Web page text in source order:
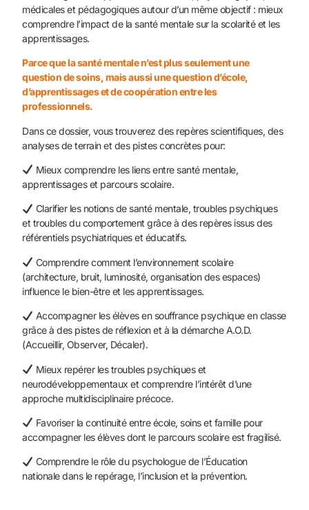
médicales et pédagogiques autour d’un même objectif : mieux
comprendre l’impact de la santé mentale sur la scolarité et les
apprentissages.
Parce que la santé mentale n’est plus seulement une
question de soins, mais aussi une question d’école,
d’apprentissages et de coopération entre les
professionnels.
Dans ce dossier, vous trouverez des repères scientifiques, des
analyses de terrain et des pistes concrètes pour:
Mieux comprendre les liens entre santé mentale,
apprentissages et parcours scolaire.
Clarifier les notions de santé mentale, troubles psychiques
et troubles du comportement grâce à des repères issus des
référentiels psychiatriques et éducatifs.
Comprendre comment l’environnement scolaire
(architecture, bruit, luminosité, organisation des espaces)
influence le bien-être et les apprentissages.
Accompagner les élèves en souffrance psychique en classe
grâce à des pistes de réflexion et à la démarche A.O.D.
(Accueillir, Observer, Décaler).
Mieux repérer les troubles psychiques et
neurodéveloppementaux et comprendre l’intérêt d’une
approche multidisciplinaire précoce.
Favoriser la continuité entre école, soins et famille pour
accompagner les élèves dont le parcours scolaire est fragilisé.
Comprendre le rôle du psychologue de l’Éducation
nationale dans le repérage, l’inclusion et la prévention.